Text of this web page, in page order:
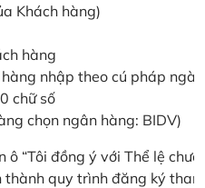
Khách hàng)
hàng
nhập theo cú pháp
chữ số
chọn ngân hàng: BIDV)
ô “Tôi đồng ý với Thể lệ
thành quy trình đăng ký